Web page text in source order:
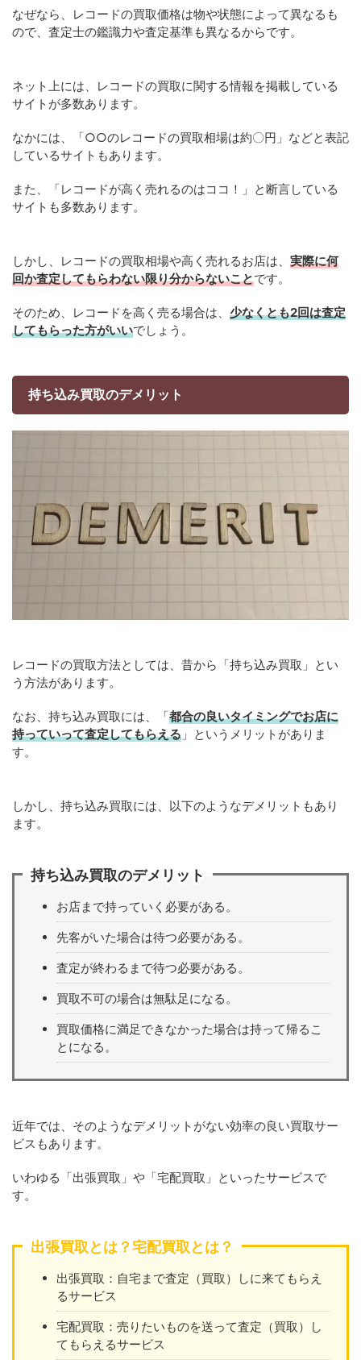
なぜなら、レコードの買取価格は物や状態によって異なるも
ので、査定士の鑑識力や査定基準も異なるからです。
ネット上には、レコードの買取に関する情報を掲載している
サイトが多数あります。
なかには、「○○のレコードの買取相場は約〇円」などと表記
しているサイトもあります。
また、「レコードが高く売れるのはココ！」と断言している
サイトも多数あります。
しかし、レコードの買取相場や高く売れるお店は、 実際に何
回か査定してもらわない限り分からないことです。
そのため、レコードを高く売る場合は、 少なくとも2回は査定
してもらった方がいいでしょう。
持ち込み買取のデメリット
レコードの買取方法としては、昔から「持ち込み買取」とい
う方法があります。
なお、持ち込み買取には、「都合の良いタイミングでお店に
持っていって査定してもらえる 」というメリットがありま
す。
しかし、持ち込み買取には、以下のようなデメリットもあり
ます。
持ち込み買取のデメリット
お店まで持っていく必要がある。
先客がいた場合は待つ必要がある。
査定が終わるまで待つ必要がある。
買取不可の場合は無駄足になる。
買取価格に満足できなかった場合は持って帰るこ
とになる。
近年では、そのようなデメリットがない効率の良い買取サー
ビスもあります。
いわゆる「出張買取」や「宅配買取」といったサービスで
す。
出張買取とは？宅配買取とは？
出張買取：自宅まで査定（買取）しに来てもらえ
るサービス
宅配買取：売りたいものを送って査定（買取）し
てもらえるサービス